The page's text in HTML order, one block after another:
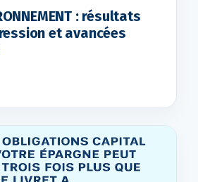
: résultats
et avancées